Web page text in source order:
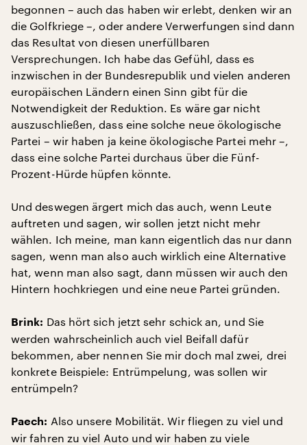
begonnen – auch das haben wir erlebt, denken wir an
die Golfkriege –, oder andere Verwerfungen sind dann
das Resultat von diesen unerfüllbaren
Versprechungen. Ich habe das Gefühl, dass es
inzwischen in der Bundesrepublik und vielen anderen
europäischen Ländern einen Sinn gibt für die
Notwendigkeit der Reduktion. Es wäre gar nicht
auszuschließen, dass eine solche neue ökologische
Partei – wir haben ja keine ökologische Partei mehr –,
dass eine solche Partei durchaus über die Fünf-
Prozent-Hürde hüpfen könnte.
Und deswegen ärgert mich das auch, wenn Leute
auftreten und sagen, wir sollen jetzt nicht mehr
wählen. Ich meine, man kann eigentlich das nur dann
sagen, wenn man also auch wirklich eine Alternative
hat, wenn man also sagt, dann müssen wir auch den
Hintern hochkriegen und eine neue Partei gründen.
Brink: Das hört sich jetzt sehr schick an, und Sie
werden wahrscheinlich auch viel Beifall dafür
bekommen, aber nennen Sie mir doch mal zwei, drei
konkrete Beispiele: Entrümpelung, was sollen wir
entrümpeln?
Paech: Also unsere Mobilität. Wir fliegen zu viel und
wir fahren zu viel Auto und wir haben zu viele